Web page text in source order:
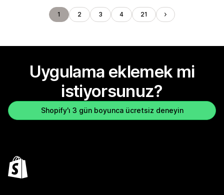
1 2 3 4 21
Uygulama eklemek mi
istiyorsunuz?
Shopify'ı 3 gün boyunca ücretsiz deneyin